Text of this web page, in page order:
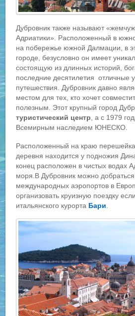
Дубровник также называют
Адриатики». Расположенный в
на побережье южной Далмации, в
городе, безусловно он имеет
состоящую из длинных историй,
последние десятилетия отличные
путешествия. Дубровник давно
местом для тех, кто хочет
полезным. Этот крупный город
туристический центр , а с 1979
Всемирным наследием ЮНЕСКО.
Расположенный на краю
деревня находится у подножия
конец расположен в чистых водах
моря.В Дубровник можно добраться
международных аэропортов в
организовать круизную поездку
итальянского курорта Бари